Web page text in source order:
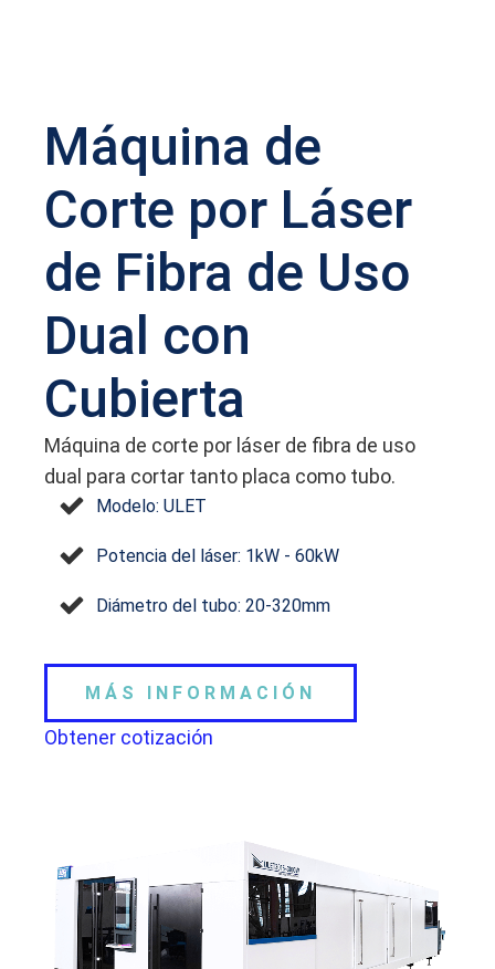
Máquina de
Corte por Láser
de Fibra de Uso
Dual con
Cubierta
Máquina de corte por láser de fibra de uso
dual para cortar tanto placa como tubo.
Modelo: ULET
Potencia del láser: 1kW - 60kW
Diámetro del tubo: 20-320mm
MÁS INFORMACIÓN
Obtener cotización